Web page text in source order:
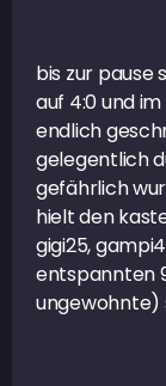
bis zur
auf 4:0 und
endlich
gelegentlich
gefährlich
hielt den
gigi25,
entspannten
ungewohnte)